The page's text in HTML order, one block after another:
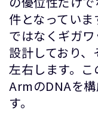
件となってい
ではなくギガ
設計しており
左右します。
ArmのDNAを
す。